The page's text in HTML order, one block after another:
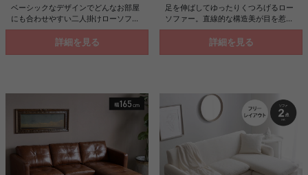
ベーシックなデザインでどんなお部屋
にも合わせやすい二人掛けローソフ
ァ。ワンルームでも置きやすいコンパ
クトなロー設計なので、お部屋に圧迫
同じ生地を使用した専用のクッション
が2個付いているので、枕にして横に
なることも可能です。
詳細を見る
足を伸ばしてゆったりくつろげるロー
ソファー。直線的な構造美が目を惹
く、存在感抜群のソファです。研ぎ澄
まされたシンプルさが、お部屋に静か
した快適さを実現。また、座面高を低
く抑えた低重心設計で、お部屋を落ち
着いた大人の空間に導きます。セット
でのご利用はもちろん、単品での使い
方もお楽しみいただけます。
詳細を見る